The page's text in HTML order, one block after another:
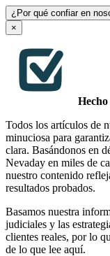
¿Por qué confiar en
×
Todos los artículos de
minuciosa para
clara. Basándonos en
Nevaday en miles de
nuestro contenido
resultados probados.
Basamos nuestra
judiciales y las
clientes reales, por lo
de lo que lee aquí.